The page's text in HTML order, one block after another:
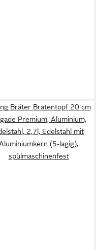
Bräter Bratentopf 20 cm
Premium, Aluminium,
2,7l, Edelstahl mit
Aluminiumkern (5-lagig),
spülmaschinenfest